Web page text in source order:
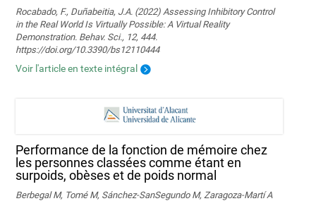
Rocabado, F., Duñabeitia, J.A. (2022) Assessing Inhibitory Control
in the Real World Is Virtually Possible: A Virtual Reality
Demonstration. Behav. Sci., 12, 444.
https://doi.org/10.3390/bs12110444
Voir l'article en texte intégral
Performance de la fonction de mémoire chez
les personnes classées comme étant en
surpoids, obèses et de poids normal
Berbegal M, Tomé M, Sánchez-SanSegundo M, Zaragoza-Martí A